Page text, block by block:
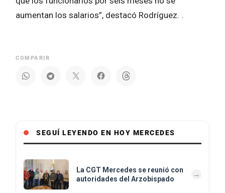
aumentan los salarios”, destacó Rodríguez. .
COMPARIR
SEGUÍ LEYENDO EN HOY MERCEDES
La CGT Mercedes se reunió con
autoridades del Arzobispado